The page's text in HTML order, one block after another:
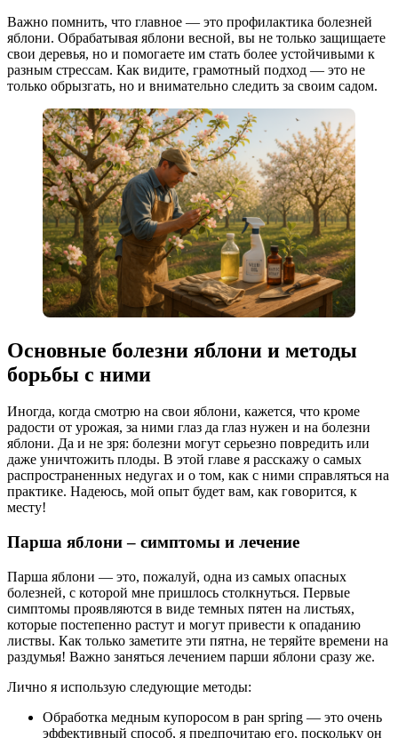
Важно помнить, что главное — это профилактика болезней
яблони. Обрабатывая яблони весной, вы не только защищаете
свои деревья, но и помогаете им стать более устойчивыми к
разным стрессам. Как видите, грамотный подход — это не
только обрызгать, но и внимательно следить за своим садом.
Основные болезни яблони и методы
борьбы с ними
Иногда, когда смотрю на свои яблони, кажется, что кроме
радости от урожая, за ними глаз да глаз нужен и на болезни
яблони. Да и не зря: болезни могут серьезно повредить или
даже уничтожить плоды. В этой главе я расскажу о самых
распространенных недугах и о том, как с ними справляться на
практике. Надеюсь, мой опыт будет вам, как говорится, к
месту!
Парша яблони – симптомы и лечение
Парша яблони — это, пожалуй, одна из самых опасных
болезней, с которой мне пришлось столкнуться. Первые
симптомы проявляются в виде темных пятен на листьях,
которые постепенно растут и могут привести к опаданию
листвы. Как только заметите эти пятна, не теряйте времени на
раздумья! Важно заняться лечением парши яблони сразу же.
Лично я использую следующие методы:
Обработка медным купоросом в ран spring — это очень
эффективный способ, я предпочитаю его, поскольку он